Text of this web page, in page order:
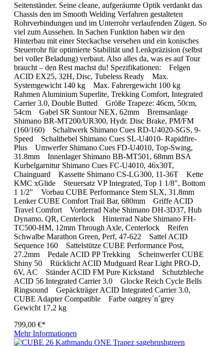
Seitenständer. Seine cleane, aufgeräumte Optik verdankt das
Chassis den im Smooth Welding Verfahren gestalteten
Rohrverbindungen und im Unterrohr verlaufenden Zügen. So
viel zum Aussehen. In Sachen Funktion haben wir den
Hinterbau mit einer Steckachse versehen und ein konisches
Steuerrohr für optimierte Stabilität und Lenkpräzision (selbst
bei voller Beladung) verbaut. Also alles da, was es auf Tour
braucht – den Rest machst du! Spezifikationen: Felgen
ACID EX25, 32H, Disc, Tubeless Ready Max.
Systemgewicht 140 kg Max. Fahrergewicht 100 kg
Rahmen Aluminium Superlite, Trekking Comfort, Integrated
Carrier 3.0, Double Butted Größe Trapeze: 46cm, 50cm,
54cm Gabel SR Suntour NEX, 62mm Bremsanlage
Shimano BR-MT200/UR300, Hydr. Disc Brake, PM/FM
(160/160) Schaltwerk Shimano Cues RD-U4020-SGS, 9-
Speed Schalthebel Shimano Cues SL-U4010- Rapidfire-
Plus Umwerfer Shimano Cues FD-U4010, Top-Swing,
31.8mm Innenlager Shimano BB-MT501, 68mm BSA
Kurbelgarnitur Shimano Cues FC-U4010, 46x30T,
Chainguard Kassette Shimano CS-LG300, 11-36T Kette
KMC xGlide Steuersatz VP Integrated, Top 1 1/8", Bottom
1 1/2" Vorbau CUBE Performance Stem SLX, 31.8mm
Lenker CUBE Comfort Trail Bar, 680mm Griffe ACID
Travel Comfort Vorderrad Nabe Shimano DH-3D37, Hub
Dynamo, QR, Centerlock Hinterrad Nabe Shimano FH-
TC500-HM, 12mm Through Axle, Centerlock Reifen
Schwalbe Marathon Green, Perf, 47-622 Sattel ACID
Sequence 160 Sattelstütze CUBE Performance Post,
27.2mm Pedale ACID PP Trekking Scheinwerfer CUBE
Shiny 50 Rücklicht ACID Mudguard Rear Light PRO-D,
6V, AC Ständer ACID FM Pure Kickstand Schutzbleche
ACID 56 Integrated Carrier 3.0 Glocke Reich Cycle Bells
Ringsound Gepäckträger ACID Integrated Carrier 3.0,
CUBE Adapter Compatible Farbe oatgrey´n´grey
Gewicht 17,2 kg
799,00 €*
Mehr Informationen